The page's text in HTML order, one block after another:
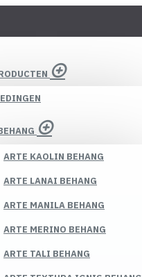
ARTE KAOLIN BEHANG
ARTE LANAI BEHANG
ARTE MANILA BEHANG
ARTE MERINO BEHANG
ARTE TALI BEHANG